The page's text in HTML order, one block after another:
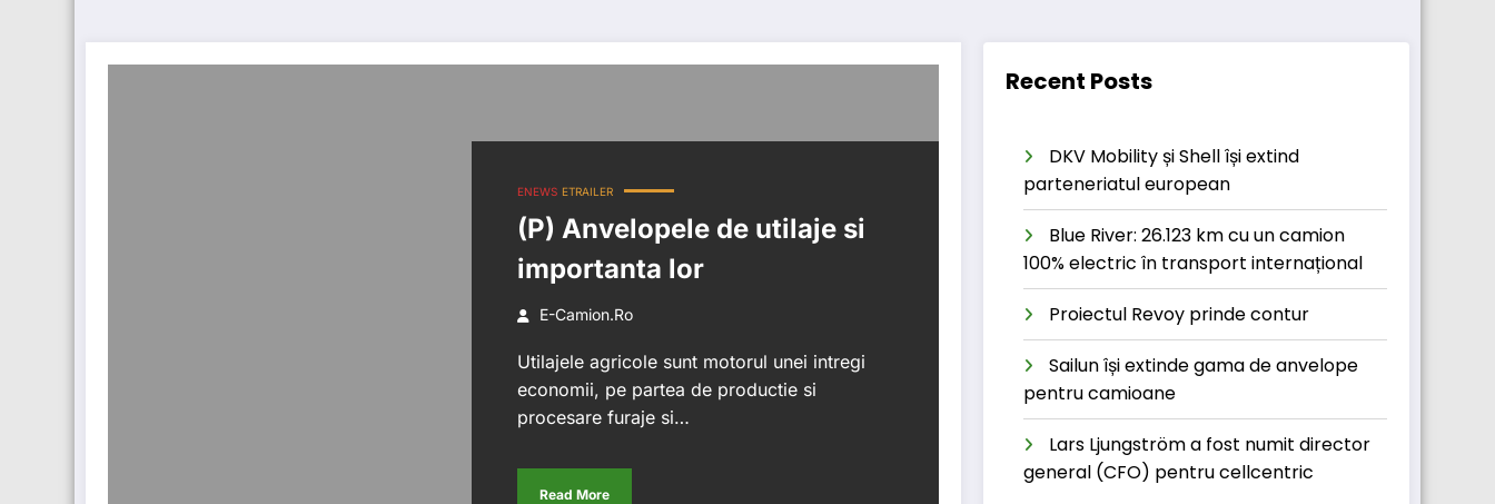
ENEWS ETRAILER
(P) Anvelopele de utilaje si
importanta lor
E-Camion.ro
Utilajele agricole sunt motorul unei intregi
economii, pe partea de productie si
procesare furaje si…
Read More
Recent Posts
DKV Mobility și Shell își extind
parteneriatul european
Blue River: 26.123 km cu un camion
100% electric în transport internațional
Proiectul Revoy prinde contur
Sailun își extinde gama de anvelope
pentru camioane
Lars Ljungström a fost numit director
general (CFO) pentru cellcentric